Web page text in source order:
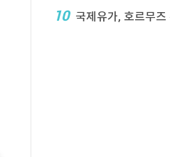
10 국제유가, 호르무즈 통항